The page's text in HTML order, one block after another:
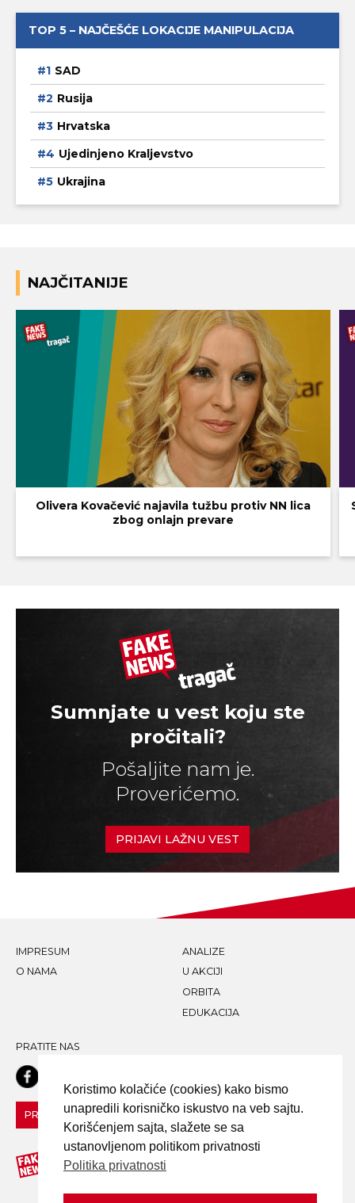
TOP 5 – NAJČEŠĆE LOKACIJE MANIPULACIJA
SAD
Rusija
Hrvatska
Ujedinjeno Kraljevstvo
Ukrajina
NAJČITANIJE
Olivera Kovačević najavila tužbu protiv NN lica
zbog onlajn prevare
Sumnjate u vest koju ste
pročitali?
Pošaljite nam je.
Proverićemo.
PRIJAVI LAŽNU VEST
IMPRESUM
O NAMA
ANALIZE
U AKCIJI
ORBITA
EDUKACIJA
PRATITE NAS
PRIJAVI LAŽNU VEST!
Koristimo kolačiće (cookies) kako bismo
unapredili korisničko iskustvo na veb sajtu.
Korišćenjem sajta, slažete se sa
ustanovljenom politikom privatnosti
Politika privatnosti